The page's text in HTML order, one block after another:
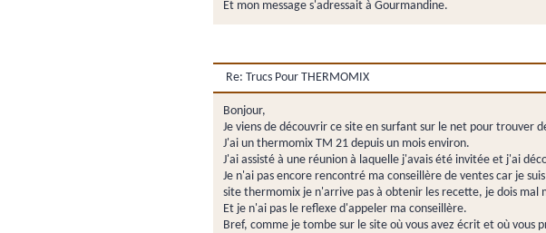
Et mon message s'adressait à Gourmandine.
Re: Trucs Pour THERMOMIX
Bonjour,
Je viens de découvrir ce site en surfant sur le net pour trouver
J'ai un thermomix TM 21 depuis un mois environ.
J'ai assisté à une réunion à laquelle j'avais été invitée et j'ai
Je n'ai pas encore rencontré ma conseillère de ventes car je
site thermomix je n'arrive pas à obtenir les recette, je dois
Et je n'ai pas le reflexe d'appeler ma conseillère.
Bref, comme je tombe sur le site où vous avez écrit et où